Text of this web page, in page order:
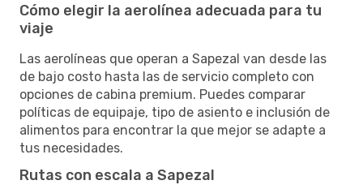
Cómo elegir la aerolínea adecuada para tu
viaje
Las aerolíneas que operan a Sapezal van desde las
de bajo costo hasta las de servicio completo con
opciones de cabina premium. Puedes comparar
políticas de equipaje, tipo de asiento e inclusión de
alimentos para encontrar la que mejor se adapte a
tus necesidades.
Rutas con escala a Sapezal